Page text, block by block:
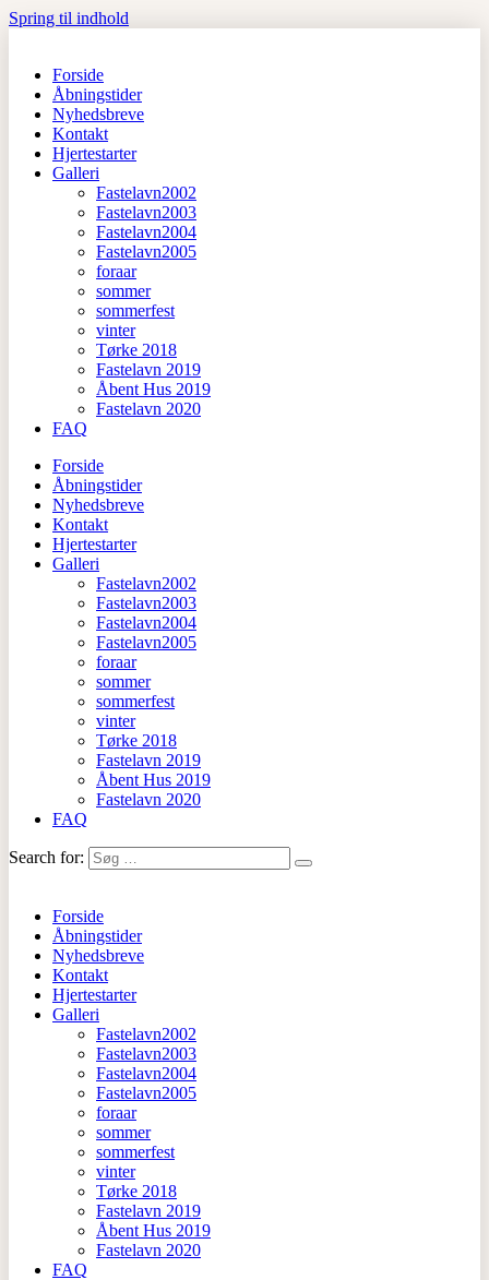
Spring til indhold
Forside
Åbningstider
Nyhedsbreve
Kontakt
Hjertestarter
Galleri
Fastelavn2002
Fastelavn2003
Fastelavn2004
Fastelavn2005
foraar
sommer
sommerfest
vinter
Tørke 2018
Fastelavn 2019
Åbent Hus 2019
Fastelavn 2020
FAQ
Forside
Åbningstider
Nyhedsbreve
Kontakt
Hjertestarter
Galleri
Fastelavn2002
Fastelavn2003
Fastelavn2004
Fastelavn2005
foraar
sommer
sommerfest
vinter
Tørke 2018
Fastelavn 2019
Åbent Hus 2019
Fastelavn 2020
FAQ
Search for:
Forside
Åbningstider
Nyhedsbreve
Kontakt
Hjertestarter
Galleri
Fastelavn2002
Fastelavn2003
Fastelavn2004
Fastelavn2005
foraar
sommer
sommerfest
vinter
Tørke 2018
Fastelavn 2019
Åbent Hus 2019
Fastelavn 2020
FAQ